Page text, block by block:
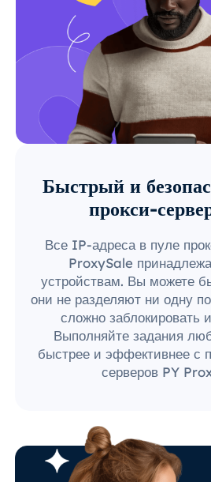
Быстрый и
прокси-
Все IP-адреса в пуле
ProxySale
устройствам. Вы можете
они не разделяют ни одну
сложно заблокировать
Выполняйте задания
быстрее и эффективнее с
серверов PY